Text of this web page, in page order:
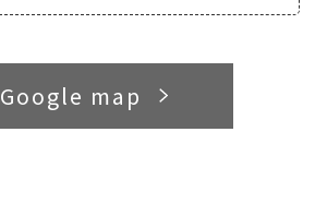
Google map